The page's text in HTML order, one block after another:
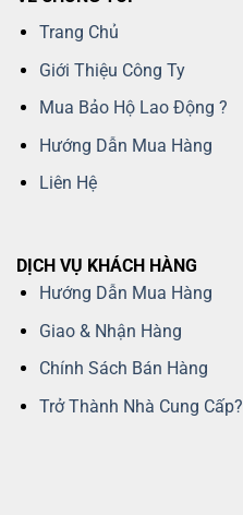
Trang Chủ
Giới Thiệu Công Ty
Mua Bảo Hộ Lao Động ?
Hướng Dẫn Mua Hàng
Liên Hệ
DỊCH VỤ KHÁCH HÀNG
Hướng Dẫn Mua Hàng
Giao & Nhận Hàng
Chính Sách Bán Hàng
Trở Thành Nhà Cung Cấp?